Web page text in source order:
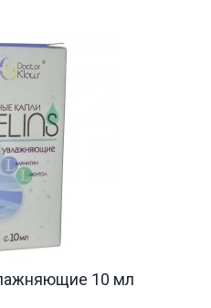
10 мл